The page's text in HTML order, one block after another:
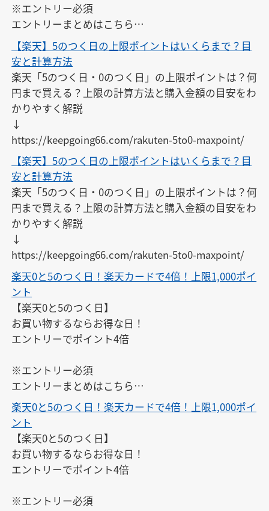
※エントリー必須
エントリーまとめはこちら
↓
https://keepgoing66.com/rakuten-entry-matome/
【楽天】5のつく日の上限ポイントはいくらまで？目
安と計算方法
楽天「5のつく日・0のつく日」の上限ポイントは？何
円まで買える？上限の計算方法と購入金額の目安をわ
かりやすく解説
↓
https://keepgoing66.com/rakuten-5to0-maxpoint/
【楽天】5のつく日の上限ポイントはいくらまで？目
安と計算方法
楽天「5のつく日・0のつく日」の上限ポイントは？何
円まで買える？上限の計算方法と購入金額の目安をわ
かりやすく解説
↓
https://keepgoing66.com/rakuten-5to0-maxpoint/
楽天0と5のつく日！楽天カードで4倍！上限1,000ポイ
ント
【楽天0と5のつく日】
お買い物するならお得な日！
エントリーでポイント4倍
※エントリー必須
エントリーまとめはこちら
↓
https://keepgoing66.com/rakuten-entry-matome/
楽天0と5のつく日！楽天カードで4倍！上限1,000ポイ
ント
【楽天0と5のつく日】
お買い物するならお得な日！
エントリーでポイント4倍
※エントリー必須